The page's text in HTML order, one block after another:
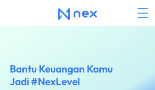
Bantu Keuangan Kamu
Jadi #NexLevel